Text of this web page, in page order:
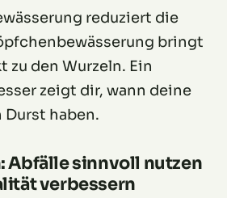
reduziert die
bringt
zu den Wurzeln. Ein
zeigt dir, wann deine
Durst haben.
Abfälle sinnvoll nutzen
verbessern